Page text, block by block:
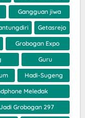
Gangguan jiwa
Getasrejo
Grobogan Expo
Guru
Hadi-Sugeng
Meledak
Grobogan 297